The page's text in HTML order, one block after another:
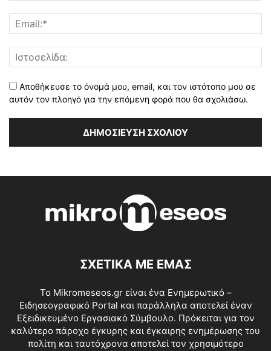
Αποθήκευσε το όνομά μου, email, και τον ιστότοπο μου σε
αυτόν τον πλοηγό για την επόμενη φορά που θα σχολιάσω.
ΣΧΕΤΙΚΑ ΜΕ ΕΜΑΣ
Το Mikromeseos.gr είναι ένα Ενημερωτικό –
Ειδησεογραφικό Portal και παράλληλα αποτελεί έναν
Εξειδικευμένο Εργασιακό Σύμβουλο. Πρόκειται για τον
καλύτερο πάροχο έγκυρης και έγκαιρης ενημέρωσης του
πολίτη και ταυτόχρονα αποτελεί τον χρησιμότερο